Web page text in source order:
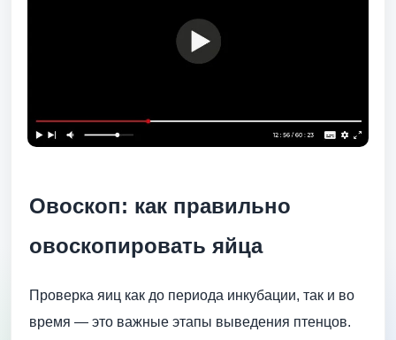
Овоскоп: как правильно
овоскопировать яйца
Проверка яиц как до периода инкубации, так и во
время — это важные этапы выведения птенцов.